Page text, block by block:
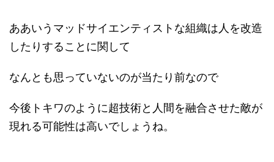
ああいうマッドサイエンティストな組織は人を改造
したりすることに関して
なんとも思っていないのが当たり前なので
今後トキワのように超技術と人間を融合させた敵が
現れる可能性は高いでしょうね。